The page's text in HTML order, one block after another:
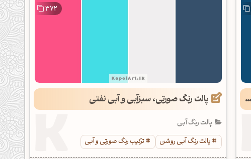
372
پالت رنگ صورتی، سبزآبی و آبی نفتی
پالت رنگ آبی
پالت رنگ آبی روشن
ترکیب رنگ صورتی و آبی